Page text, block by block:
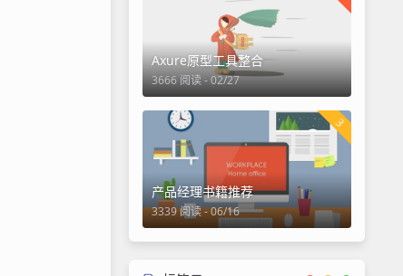
Axure原型工具整合
3666 阅读 - 02/27
3
产品经理书籍推荐
3339 阅读 - 06/16